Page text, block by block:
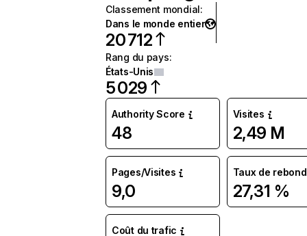
Classement mondial:
Dans le monde entier
20 712
Rang du pays:
États-Unis
5 029
Authority Score
48
Visites
2,49 M
Pages/Visites
9,0
Taux de rebond
27,31 %
Coût du trafic